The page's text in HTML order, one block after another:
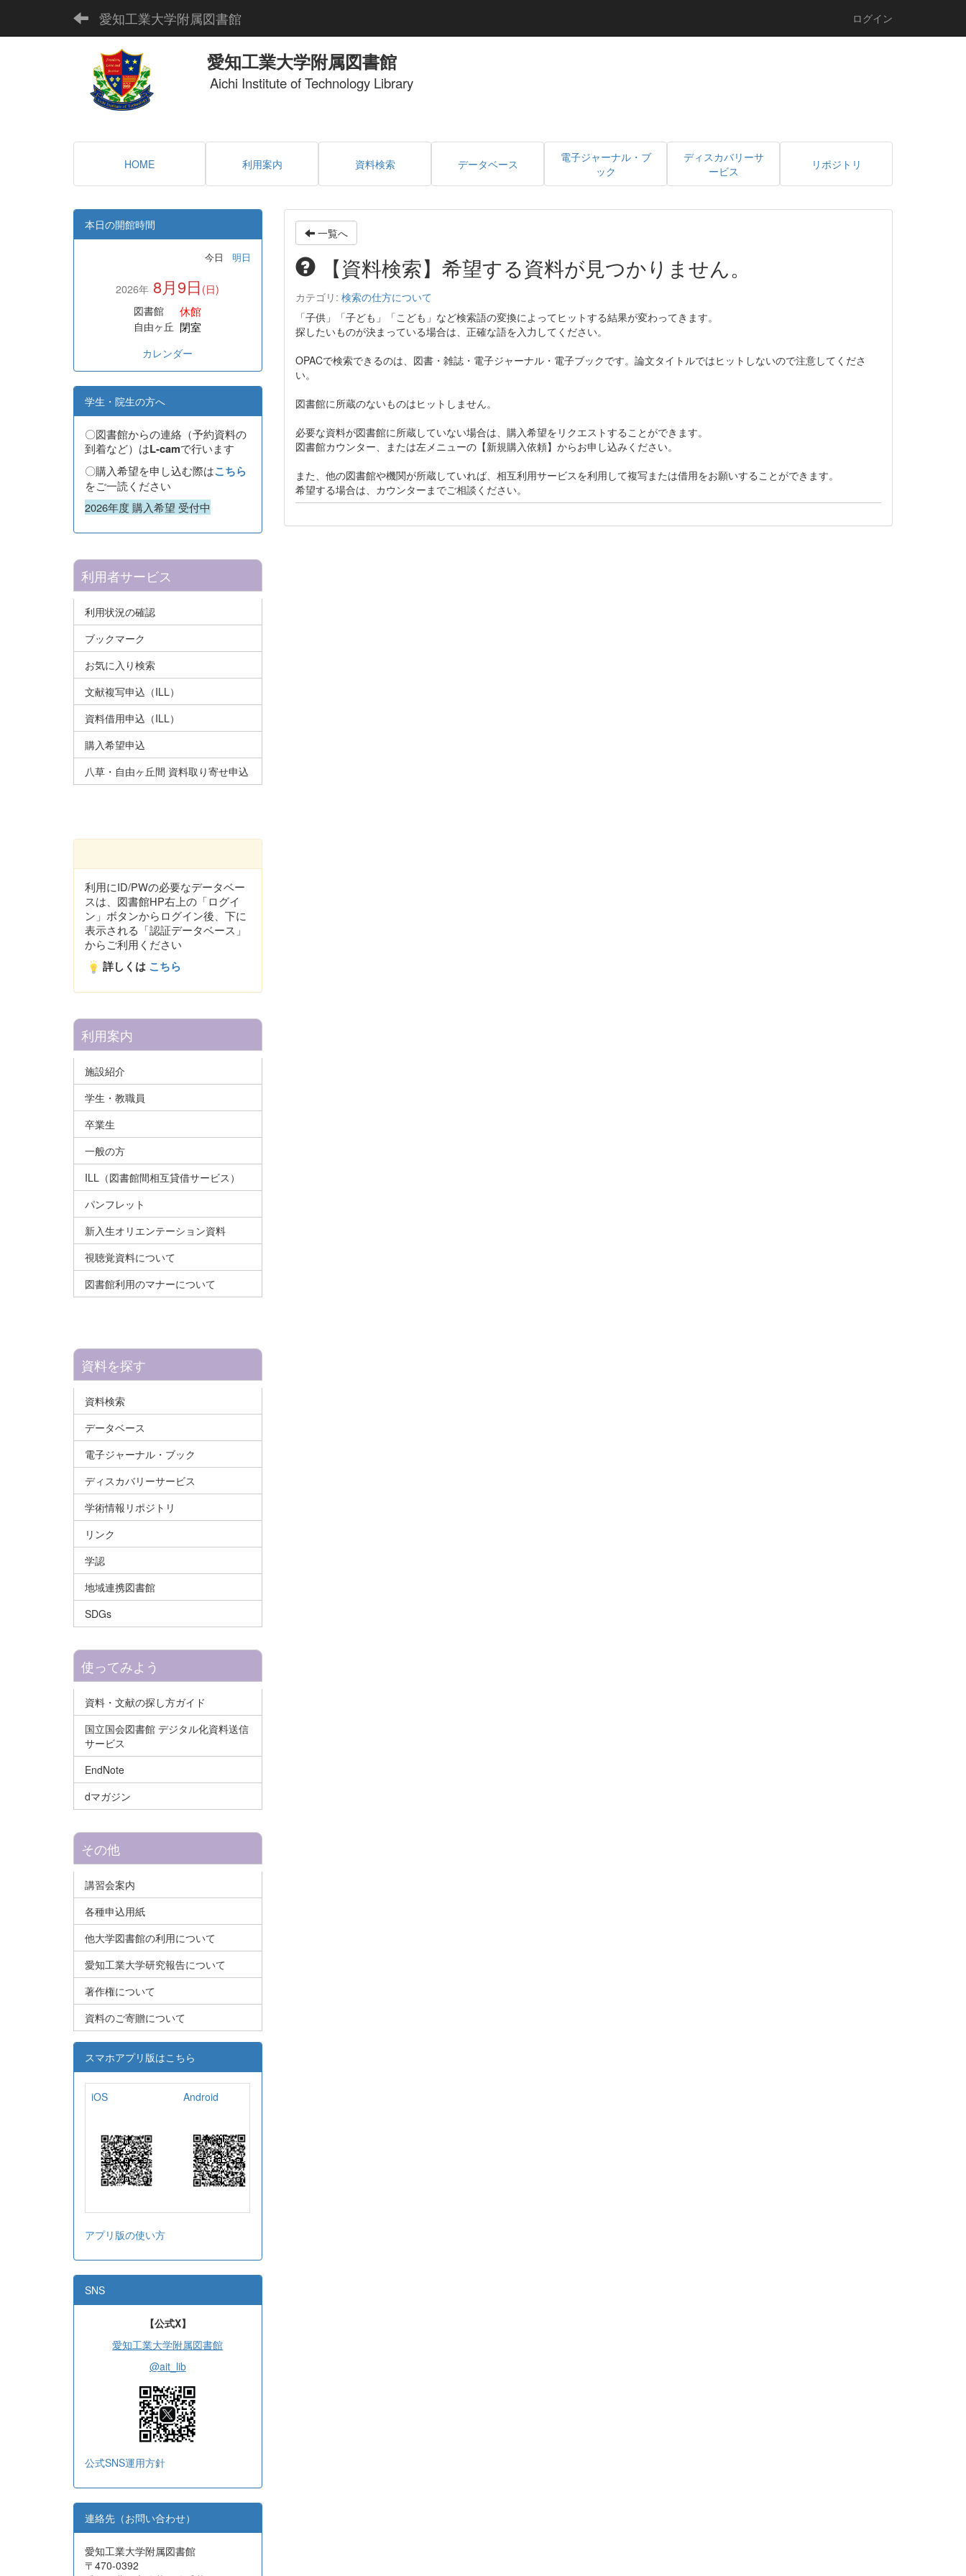
愛知工業大学附属図書館 ログイン
愛知工業大学附属図書館
Aichi Institute of Technology Library
HOME 利用案内 資料検索 データベース
電子ジャーナル・ブ
ック
ディスカバリーサ
ービス
リポジトリ
一覧へ
【資料検索】希望する資料が見つかりません。
カテゴリ: 検索の仕方について
「子供」「子ども」「こども」など検索語の変換によってヒットする結果が変わってきます。
探したいものが決まっている場合は、正確な語を入力してください。
OPACで検索できるのは、図書・雑誌・電子ジャーナル・電子ブックです。論文タイトルではヒットしないので注意してくださ
い。
図書館に所蔵のないものはヒットしません。
必要な資料が図書館に所蔵していない場合は、購入希望をリクエストすることができます。
図書館カウンター、または左メニューの【新規購入依頼】からお申し込みください。
また、他の図書館や機関が所蔵していれば、相互利用サービスを利用して複写または借用をお願いすることができます。
希望する場合は、カウンターまでご相談ください。
本日の開館時間
今日 明日
2026年 8月9日 (日)
図書館
休館
自由ヶ丘 閉室
カレンダー
学生・院生の方へ
〇図書館からの連絡（予約資料の
到着など）はL-camで行います
〇購入希望を申し込む際はこちら
をご一読ください
2026年度 購入希望 受付中
利用者サービス
利用状況の確認
ブックマーク
お気に入り検索
文献複写申込（ILL）
資料借用申込（ILL）
購入希望申込
八草・自由ヶ丘間 資料取り寄せ申込
利用にID/PWの必要なデータベー
スは、図書館HP右上の「ログイ
ン」ボタンからログイン後、下に
表示される「認証データベース」
からご利用ください
詳しくは こちら
利用案内
施設紹介
学生・教職員
卒業生
一般の方
ILL（図書館間相互貸借サービス）
パンフレット
新入生オリエンテーション資料
視聴覚資料について
図書館利用のマナーについて
資料を探す
資料検索
データベース
電子ジャーナル・ブック
ディスカバリーサービス
学術情報リポジトリ
リンク
学認
地域連携図書館
SDGs
使ってみよう
資料・文献の探し方ガイド
国立国会図書館 デジタル化資料送信
サービス
EndNote
dマガジン
その他
講習会案内
各種申込用紙
他大学図書館の利用について
愛知工業大学研究報告について
著作権について
資料のご寄贈について
スマホアプリ版はこちら
iOS Android
アプリ版の使い方
SNS
【公式X】
愛知工業大学附属図書館
@ait_lib
公式SNS運用方針
連絡先（お問い合わせ）
愛知工業大学附属図書館
〒470-0392